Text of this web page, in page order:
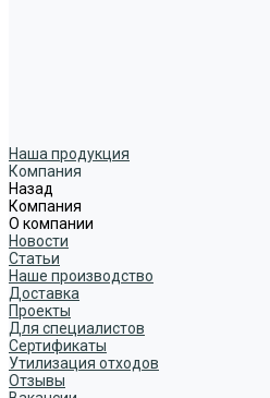
Наша продукция
Компания
Назад
Компания
О компании
Новости
Статьи
Наше производство
Доставка
Проекты
Для специалистов
Сертификаты
Утилизация отходов
Отзывы